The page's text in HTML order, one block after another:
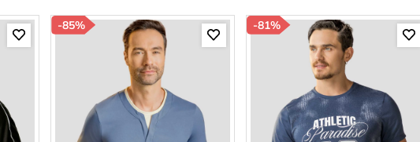
-85% -81%